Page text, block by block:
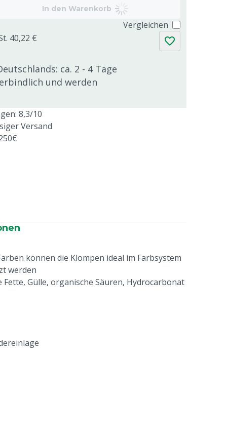
In den Warenkorb
40,22 €
ca. 2 - 4 Tage
und werden
Vergleichen
8,3/10
Versand
können die Klompen ideal im Farbsystem
werden
Gülle, organische Säuren, Hydrocarbonat